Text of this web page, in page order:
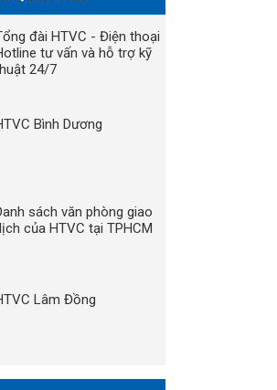
đài HTVC - Điện thoại
tư vấn và hỗ trợ kỹ
24/7
Bình Dương
sách văn phòng giao
của HTVC tại TPHCM
Lâm Đồng